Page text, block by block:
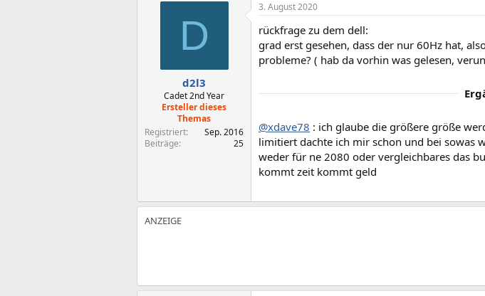
D
d2l3
Cadet 2nd Year
Ersteller dieses
Themas
Registriert
Sep. 2016
Beiträge
25
3. August 2020
rückfrage zu dem dell:
grad erst gesehen, dass der nur 60Hz hat,
probleme? ( hab da vorhin was gelesen,
@xdave78 : ich glaube die größere größe
limitiert dachte ich mir schon und bei sowas
weder für ne 2080 oder vergleichbares das
kommt zeit kommt geld